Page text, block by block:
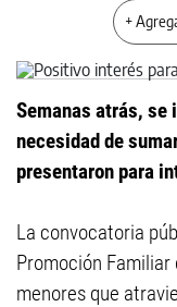
+
Semanas atrás, se
necesidad de
presentaron para
La convocatoria
Promoción
menores que